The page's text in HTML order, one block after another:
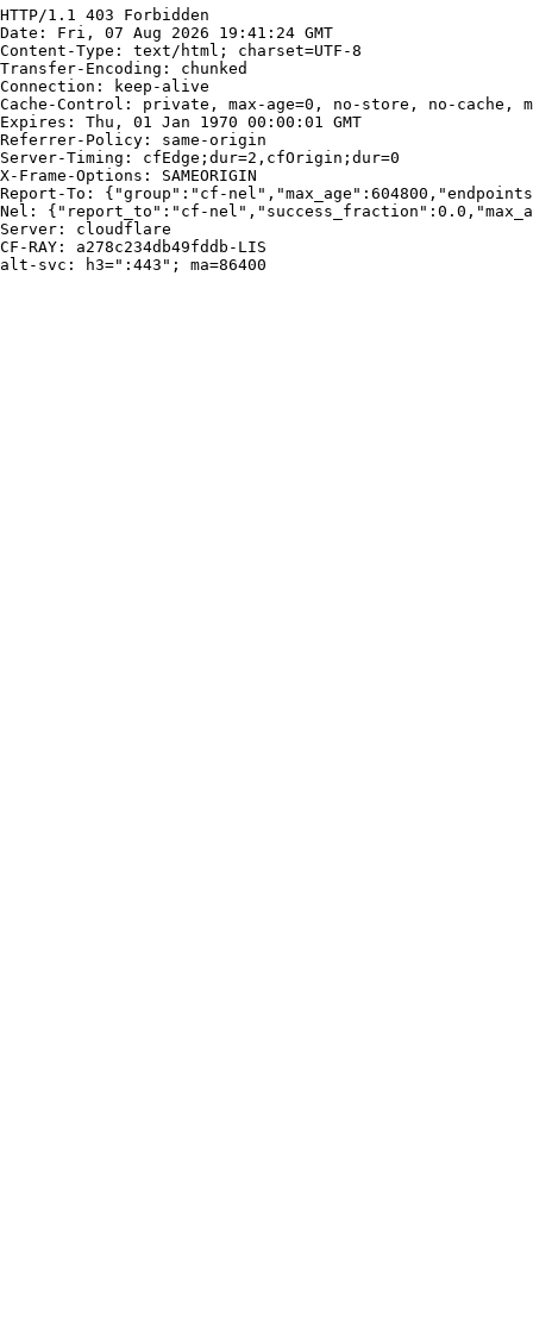
HTTP/1.1 403 Forbidden
Date: Fri, 07 Aug 2026 19:41:24 GMT
Content-Type: text/html; charset=UTF-8
Transfer-Encoding: chunked
Connection: keep-alive
Cache-Control: private, max-age=0, no-store, no-cache,
Expires: Thu, 01 Jan 1970 00:00:01 GMT
Referrer-Policy: same-origin
Server-Timing: cfEdge;dur=2,cfOrigin;dur=0
X-Frame-Options: SAMEORIGIN
Report-To: {"group":"cf-
Nel: {"report_to":"cf-
Server: cloudflare
CF-RAY: a278c234db49fddb-LIS
alt-svc: h3=":443"; ma=86400